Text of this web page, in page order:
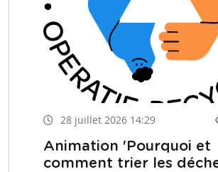
28 juillet 2026 14:29
Animation 'Pourquoi et
comment trier les